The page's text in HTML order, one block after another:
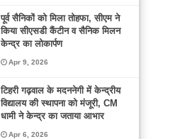
पूर्व सैनिकों को मिला तोहफा, सीएम ने
किया सीएसडी कैंटीन व सैनिक मिलन
केन्द्र का लोकार्पण
Apr 9, 2026
टिहरी गढ़वाल के मदननेगी में केन्द्रीय
विद्यालय की स्थापना को मंजूरी, CM
धामी ने केन्द्र का जताया आभार
Apr 6, 2026